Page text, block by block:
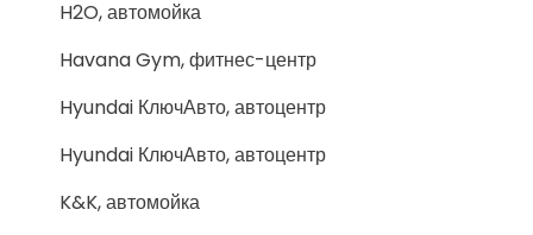
H2O, автомойка
Havana Gym, фитнес-центр
Hyundai КлючАвто, автоцентр
Hyundai КлючАвто, автоцентр
K&K, автомойка